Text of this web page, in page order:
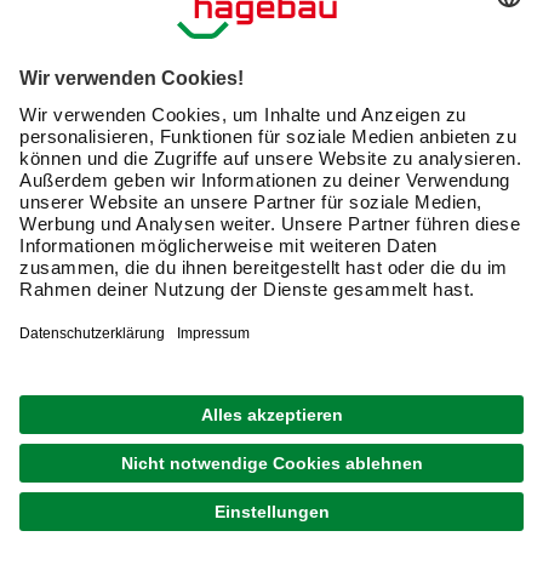
gurtmagazinierte Schnellbauschrauben die Arbeit
Welche Gewindearten haben Schnellbauschrauben?
Rigipsschrauben bekommst Du mit:
Feingewinde für Unterkonstruktionen aus Aluminium,
für eine sichere Verbindung sorgen
Trockenbauprofile aus Metall
Grobgewinde zur Befestigung des Gipskartons an
Latten, Balken oder OSB-Platten